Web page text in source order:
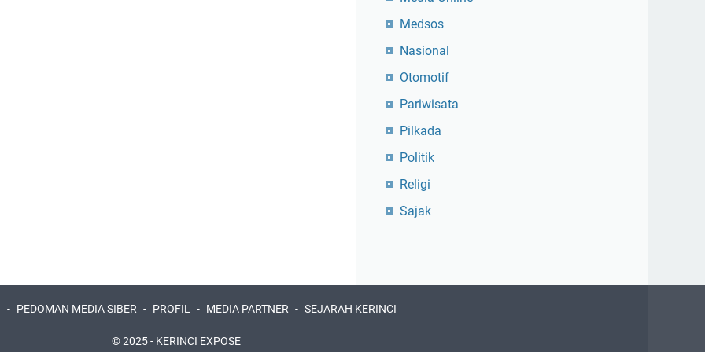
Medsos
Nasional
Otomotif
Pariwisata
Pilkada
Politik
Religi
Sajak
PEDOMAN MEDIA SIBER PROFIL MEDIA PARTNER SEJARAH KERINCI
© 2025 - KERINCI EXPOSE